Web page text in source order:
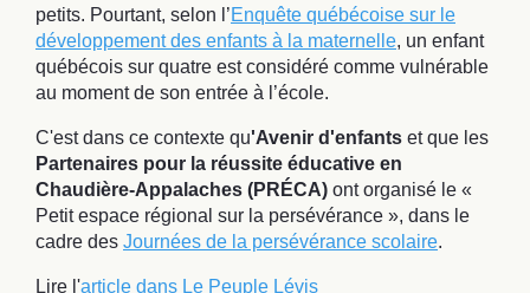
petits. Pourtant, selon l’Enquête québécoise sur le
développement des enfants à la maternelle, un enfant
québécois sur quatre est considéré comme vulnérable
au moment de son entrée à l’école.
C'est dans ce contexte qu'Avenir d'enfants et que les
Partenaires pour la réussite éducative en
Chaudière-Appalaches (PRÉCA) ont organisé le «
Petit espace régional sur la persévérance », dans le
cadre des Journées de la persévérance scolaire.
Lire l'article dans Le Peuple Lévis